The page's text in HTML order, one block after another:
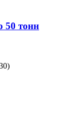
50 тонн